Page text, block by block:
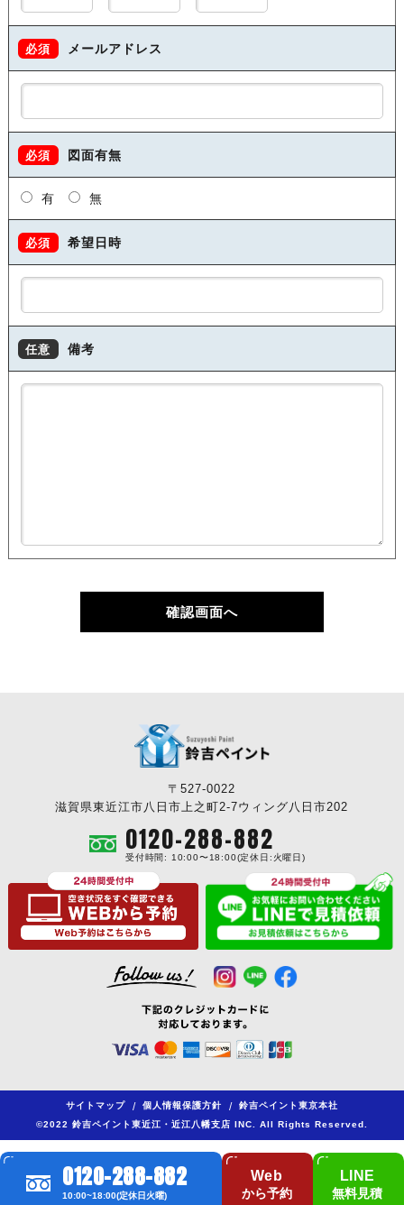
必須 メールアドレス
必須 図面有無
有 無
必須 希望日時
任意 備考
確認画面へ
〒527-0022
滋賀県東近江市八日市上之町2-7ウィング八日市202
0120-288-882
受付時間: 10:00〜18:00(定休日:火曜日)
サイトマップ / 個人情報保護方針 /
鈴吉ペイント東京本社
©2022 鈴吉ペイント東近江・近江八幡支店 INC. All Rights Reserved.
0120-288-882
10:00~18:00(定休日火曜)
Web
から予約
LINE
無料見積